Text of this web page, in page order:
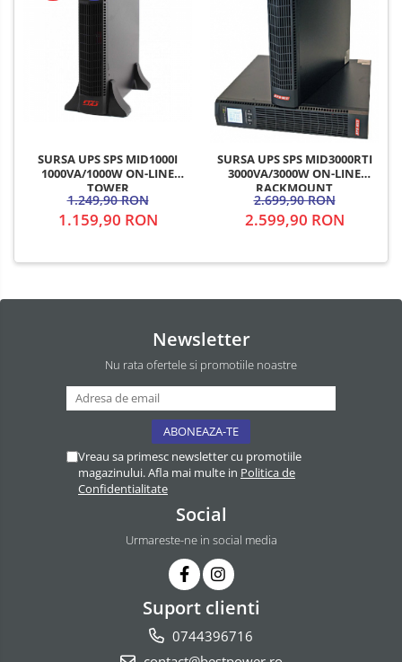
SURSA UPS SPS MID1000I
1000VA/1000W ON-LINE
TOWER
1.249,90 RON
1.159,90 RON
SURSA UPS SPS MID3000RTI
3000VA/3000W ON-LINE
RACKMOUNT
2.699,90 RON
2.599,90 RON
Newsletter
Nu rata ofertele si promotiile noastre
Vreau sa primesc newsletter cu promotiile
magazinului. Afla mai multe in Politica de
Confidentialitate
Social
Urmareste-ne in social media
Suport clienti
0744396716